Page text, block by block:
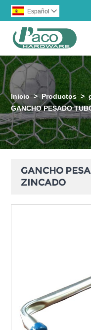
Español 
Inicio > Productos >
GANCHO PESADO
GANCHO
ZINCADO